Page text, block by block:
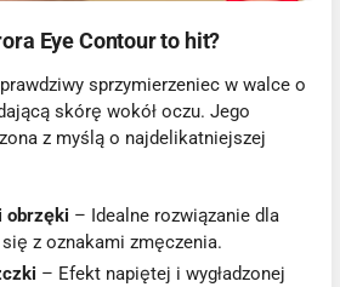
Eye Contour to hit?
sprzymierzeniec w walce o
skórę wokół oczu. Jego
z myślą o najdelikatniejszej
obrzęki – Idealne rozwiązanie dla
z oznakami zmęczenia.
– Efekt napiętej i wygładzonej